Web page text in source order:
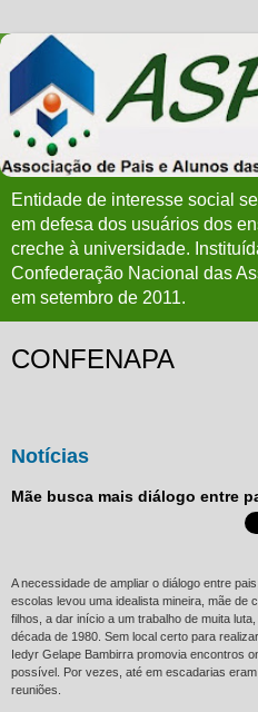
Entidade de interesse social
em defesa dos usuários dos
creche à universidade.
Confederação Nacional das
em setembro de 2011.
CONFENAPA
Notícias
Mãe busca mais diálogo entre
A necessidade de ampliar o diálogo entre
escolas levou uma idealista mineira, mãe de
filhos, a dar início a um trabalho de muita
década de 1980. Sem local certo para
Iedyr Gelape Bambirra promovia encontros
possível. Por vezes, até em escadarias eram
reuniões.